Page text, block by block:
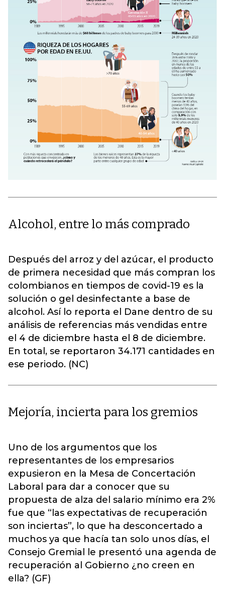
Alcohol, entre lo más comprado
Después del arroz y del azúcar, el producto
de primera necesidad que más compran los
colombianos en tiempos de covid-19 es la
solución o gel desinfectante a base de
alcohol. Así lo reporta el Dane dentro de su
análisis de referencias más vendidas entre
el 4 de diciembre hasta el 8 de diciembre.
En total, se reportaron 34.171 cantidades en
ese periodo. (NC)
Mejoría, incierta para los gremios
Uno de los argumentos que los
representantes de los empresarios
expusieron en la Mesa de Concertación
Laboral para dar a conocer que su
propuesta de alza del salario mínimo era 2%
fue que “las expectativas de recuperación
son inciertas”, lo que ha desconcertado a
muchos ya que hacía tan solo unos días, el
Consejo Gremial le presentó una agenda de
recuperación al Gobierno ¿no creen en
ella? (GF)